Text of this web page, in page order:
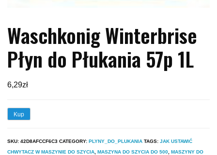
Waschkonig Winterbrise
Płyn do Płukania 57p 1L
6,29zł
Kup
SKU: 42D8AFCCF6C3 CATEGORY: PLYNY_DO_PLUKANIA TAGS: JAK USTAWIĆ
CHWYTACZ W MASZYNIE DO SZYCIA MASZYNA DO SZYCIA DO 500 MASZYNY DO